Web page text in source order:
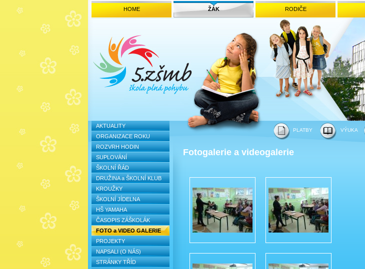
HOME ŽÁK RODIČE
PLATBY VÝUKA
AKTUALITY
ORGANIZACE ROKU
ROZVRH HODIN
SUPLOVÁNÍ
ŠKOLNÍ ŘÁD
DRUŽINA a ŠKOLNÍ KLUB
KROUŽKY
ŠKOLNÍ JÍDELNA
HŠ YAMAHA
ČASOPIS ZÁŠKOLÁK
FOTO a VIDEO GALERIE
PROJEKTY
NAPSALI (O NÁS)
STRÁNKY TŘÍD
Fotogalerie a videogalerie